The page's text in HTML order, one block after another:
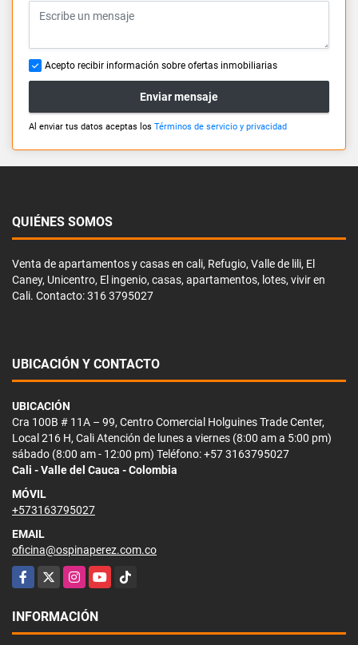
Acepto recibir información sobre ofertas inmobiliarias
Enviar mensaje
Al enviar tus datos aceptas los Términos de servicio y privacidad
QUIÉNES SOMOS
Venta de apartamentos y casas en cali, Refugio, Valle de lili, El
Caney, Unicentro, El ingenio, casas, apartamentos, lotes, vivir en
Cali. Contacto: 316 3795027
UBICACIÓN Y CONTACTO
UBICACIÓN
Cra 100B # 11A – 99, Centro Comercial Holguines Trade Center,
Local 216 H, Cali Atención de lunes a viernes (8:00 am a 5:00 pm)
sábado (8:00 am - 12:00 pm) Teléfono: +57 3163795027
Cali - Valle del Cauca - Colombia
MÓVIL
+573163795027
EMAIL
oficina@ospinaperez.com.co
Facebook
X InstagramYouTubeTikTok
INFORMACIÓN